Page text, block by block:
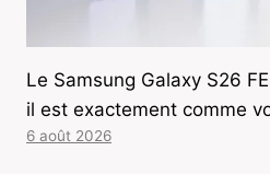
Le Samsung Galaxy S26
il est exactement comme
6 août 2026